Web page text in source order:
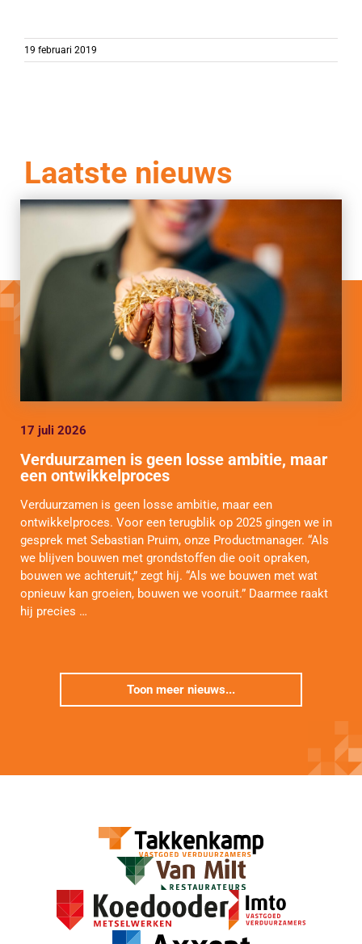
19 februari 2019
Laatste nieuws
17 juli 2026
Verduurzamen is geen losse ambitie, maar
een ontwikkelproces
Verduurzamen is geen losse ambitie, maar een
ontwikkelproces. Voor een terugblik op 2025 gingen we in
gesprek met Sebastian Pruim, onze Productmanager. “Als
we blijven bouwen met grondstoffen die ooit opraken,
bouwen we achteruit,” zegt hij. “Als we bouwen met wat
opnieuw kan groeien, bouwen we vooruit.” Daarmee raakt
hij precies …
Toon meer nieuws...